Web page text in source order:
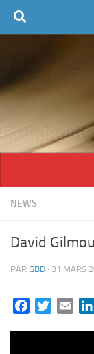
Skip to content
NEWS
David
PAR GBD · 31 MARS
FacebookTwitterEmail